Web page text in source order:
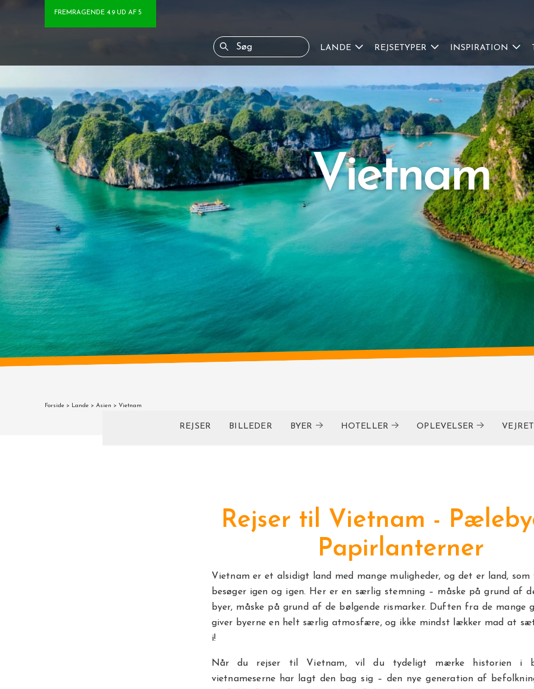
FREMRAGENDE 4.9 UD AF 5
LANDE REJSETYPER INSPIRATION
Vietnam
Forside > Lande > Asien > Vietnam
REJSER BILLEDER BYER HOTELLER OPLEVELSER VEJRET
Rejser til Vietnam -
Papirlanterner
Vietnam er et alsidigt land med mange muligheder, og det er land, som
besøger igen og igen. Her er en særlig stemning – måske på grund af
byer, måske på grund af de bølgende rismarker. Duften fra de mange
giver byerne en helt særlig atmosfære, og ikke mindst lækker mad at
i!
Når du rejser til Vietnam, vil du tydeligt mærke historien i
vietnameserne har lagt den bag sig – den nye generation af